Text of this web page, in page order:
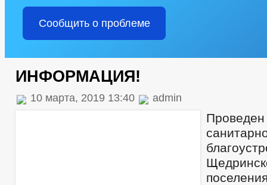
Сообщить о проблеме
ИНФОРМАЦИЯ!
10 марта, 2019 13:40 admin